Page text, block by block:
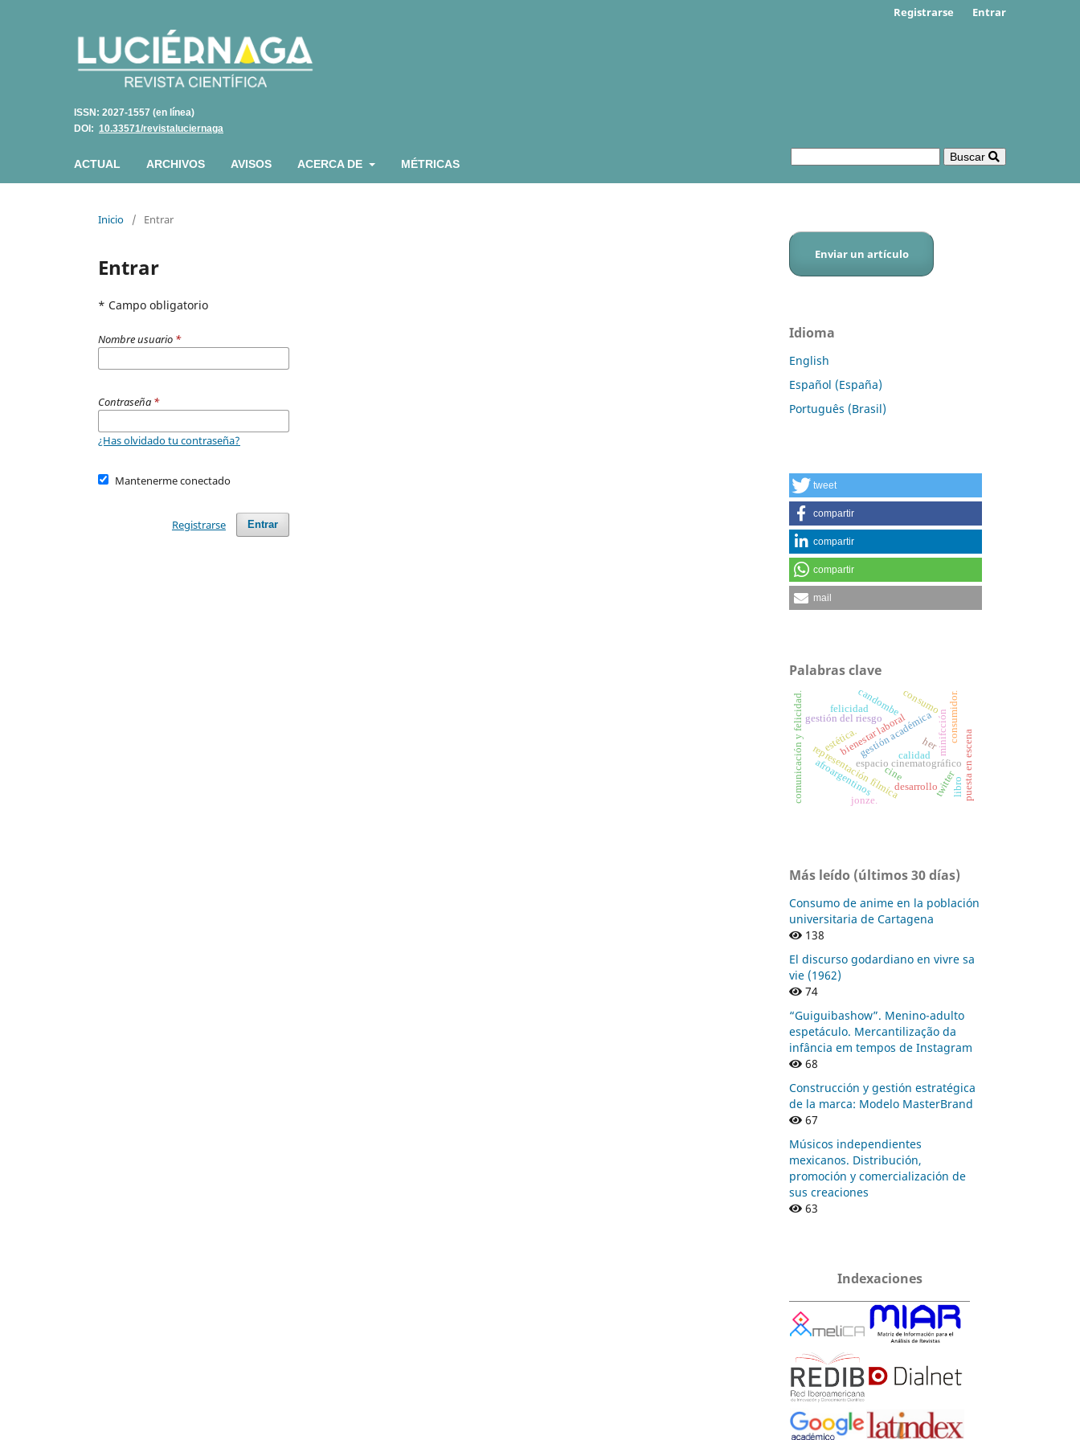
ISSN: 2027-1557 (en línea)
DOI: 10.33571/revistaluciernaga
ACTUAL ARCHIVOS AVISOS ACERCA DE MÉTRICAS
Buscar
Registrarse Entrar
Inicio / Entrar
Entrar
* Campo obligatorio
Nombre usuario *
Contraseña *
¿Has olvidado tu contraseña?
Mantenerme conectado
Entrar
Registrarse
Enviar un artículo
Idioma
English
Español (España)
Português (Brasil)
tweet
compartir
compartir
compartir
mail
Palabras clave
cine
gestión académica
espacio cinematográfico
representación fílmica
estética.
calidad puesta en escena
bienestar laboral minifcción
desarrollo
gestión del riesgo
candombe consumidor.
comunicación y felicidad. felicidad
afroargentinos
her
consumo
jonze.
twitterlibro
Más leído (últimos 30 días)
Consumo de anime en la población
universitaria de Cartagena
138
El discurso godardiano en vivre sa
vie (1962)
74
“Guiguibashow”. Menino-adulto
espetáculo. Mercantilização da
infância em tempos de Instagram
68
Construcción y gestión estratégica
de la marca: Modelo MasterBrand
67
Músicos independientes
mexicanos. Distribución,
promoción y comercialización de
sus creaciones
63
Indexaciones